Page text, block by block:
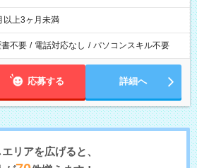
以上3ヶ月未満
書不要 / 電話対応なし / パソコンスキル不要
応募する 詳細へ
リアを広げると、